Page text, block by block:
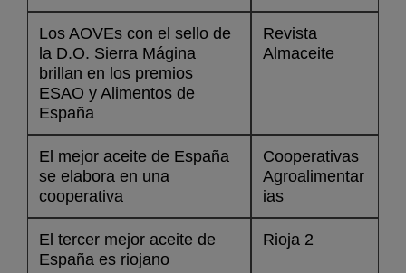
Los AOVEs con el sello de
la D.O. Sierra Mágina
brillan en los premios
ESAO y Alimentos de
España
Revista
Almaceite
El mejor aceite de España
se elabora en una
cooperativa
Cooperativas
Agroalimentar
ias
El tercer mejor aceite de
España es riojano
Rioja 2